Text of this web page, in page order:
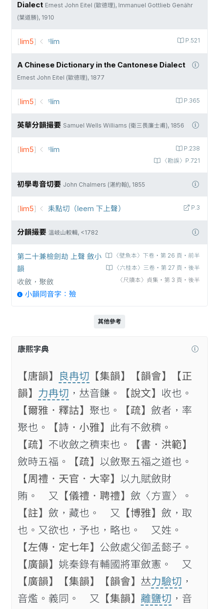
Dialect Ernest John Eitel (歐德理), Immanuel Gottlieb Genähr
(葉道勝), 1910
P.521
[lim5] ꜃lím
A Chinese Dictionary in the Cantonese Dialect
Ernest John Eitel (歐德理), 1877
P.365
[lim5] ꜃lím
英華分韻撮要 Samuel Wells Williams (衛三畏廉士甫), 1856
P.238
〈勘誤〉P.721
[lim5] ꜃lím
初學粵音切要 John Chalmers (湛約翰), 1855
P.3
[lim5] 耒點切（leem 下上聲）
分韻撮要 溫岐山較輯, <1782
〈壁魚本〉下卷‧第 26 頁‧前半
〈六桂本〉三卷‧第 27 頁‧後半
〈尺牘本〉貞集‧第 3 頁‧後半
第二十兼檢劍劫 上聲 斂小
韻
收斂，聚斂
小韻同音字：殮
其他參考
康熙字典
【唐韻】 良冉切 【集韻】 【韻會】
【正
韻】 力冉切 ，𠀤音䭑。 【說文】 收也。
【爾雅．釋詁】 聚也。 【疏】 斂者，率
聚也。
【詩．小雅】 此有不斂穧。
【疏】 不收斂之穧束也。
【書．洪範】
斂時五福。
【疏】 以斂聚五福之道也。
【周禮．天官．大宰】 以九賦斂財
賄。 又
【儀禮．聘禮】 斂〈方亶〉。
【註】 斂，藏也。 又 【博雅】 斂，取
也。又欲也，予也，略也。 又姓。
【左傳．定七年】 公斂處父御孟懿子。
【廣韻】 姚秦錄有輔國將軍斂憲。 又
【廣韻】
【集韻】 【韻會】 𠀤力驗切 ，
音爁。義同。 又
【集韻】 離鹽切 ，音